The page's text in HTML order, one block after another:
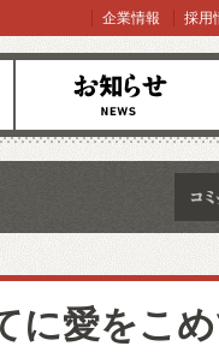
お知らせ
企業情報 採用
に愛をこ